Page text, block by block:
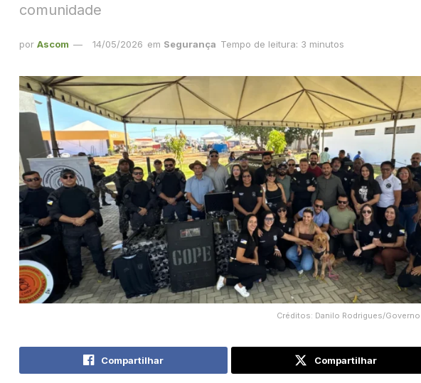
comunidade
por Ascom 14/05/2026 em Segurança Tempo de leitura: 3 minutos
Créditos: Danilo Rodrigues/
Compartilhar Compartilhar